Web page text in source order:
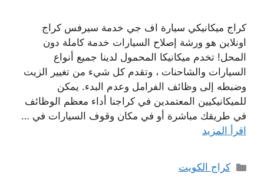
كراج ميكانيكي سيارة اف جي خدمة سيرفس كراج
اونلاين هو ورشة إصلاح السيارات خدمة كاملة دون
المحل! تخدم ميكانيكا المحمول لدينا جميع أنواع
السيارات والشاحنات ، وتقدم كل شيء من تغيير الزيت
وضبطه إلى وظائف الفرامل وعدم البدء. يمكن
للميكانيكيين المعتمدين في كراجنا أداء معظم الوظائف
في طريقك مباشرة أو في مكان وقوف السيارات في …
اقرأ المزيد
التصنيفات
كراج الكويت